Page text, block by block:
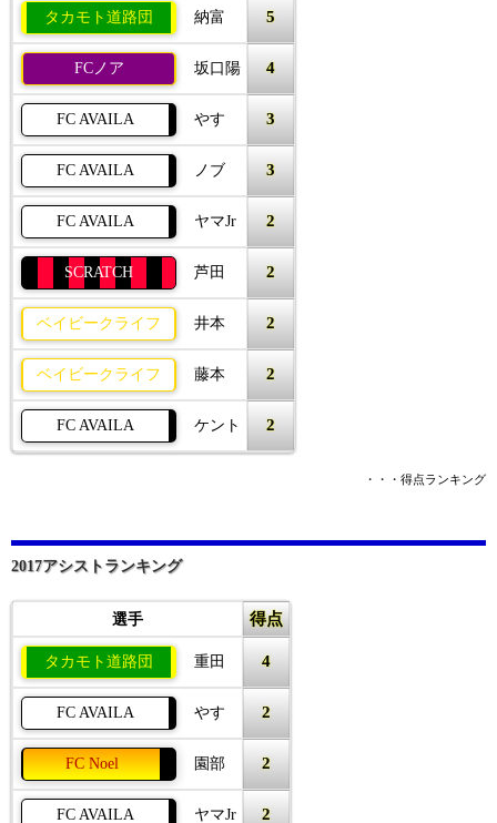
タカモト道路団 納富 5
FCノア 坂口陽 4
FC AVAILA やす 3
FC AVAILA ノブ 3
FC AVAILA ヤマJr 2
SCRATCH 芦田 2
ベイビークライフ 井本 2
ベイビークライフ 藤本 2
FC AVAILA ケント 2
・・・得点ランキング
2017アシストランキング
選手 得点
タカモト道路団 重田 4
FC AVAILA やす 2
FC Noel 園部 2
FC AVAILA ヤマJr 2